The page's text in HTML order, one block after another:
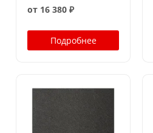
от 16 380 ₽
Подробнее